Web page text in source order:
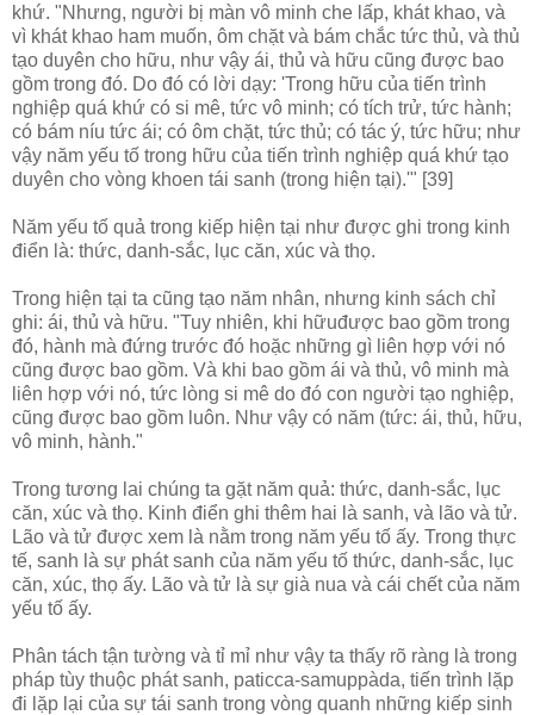
khứ. "Nhưng, người bị màn vô minh che lấp, khát khao, và
vì khát khao ham muốn, ôm chặt và bám chắc tức thủ, và thủ
tạo duyên cho hữu, như vậy ái, thủ và hữu cũng được bao
gồm trong đó. Do đó có lời dạy: 'Trong hữu của tiến trình
nghiệp quá khứ có si mê, tức vô minh; có tích trử, tức hành;
có bám níu tức ái; có ôm chặt, tức thủ; có tác ý, tức hữu; như
vậy năm yếu tố trong hữu của tiến trình nghiệp quá khứ tạo
duyên cho vòng khoen tái sanh (trong hiện tại).'" [39]
Năm yếu tố quả trong kiếp hiện tại như được ghi trong kinh
điển là: thức, danh-sắc, lục căn, xúc và thọ.
Trong hiện tại ta cũng tạo năm nhân, nhưng kinh sách chỉ
ghi: ái, thủ và hữu. "Tuy nhiên, khi hữuđược bao gồm trong
đó, hành mà đứng trước đó hoặc những gì liên hợp với nó
cũng được bao gồm. Và khi bao gồm ái và thủ, vô minh mà
liên hợp với nó, tức lòng si mê do đó con người tạo nghiệp,
cũng được bao gồm luôn. Như vậy có năm (tức: ái, thủ, hữu,
vô minh, hành."
Trong tương lai chúng ta gặt năm quả: thức, danh-sắc, lục
căn, xúc và thọ. Kinh điển ghi thêm hai là sanh, và lão và tử.
Lão và tử được xem là nằm trong năm yếu tố ấy. Trong thực
tế, sanh là sự phát sanh của năm yếu tố thức, danh-sắc, lục
căn, xúc, thọ ấy. Lão và tử là sự già nua và cái chết của năm
yếu tố ấy.
Phân tách tận tường và tỉ mỉ như vậy ta thấy rõ ràng là trong
pháp tùy thuộc phát sanh, paticca-samuppàda, tiến trình lặp
đi lặp lại của sự tái sanh trong vòng quanh những kiếp sinh